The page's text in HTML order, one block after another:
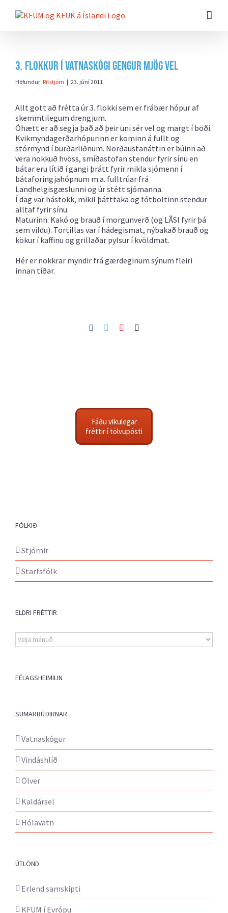
beint
3. flokkur í Vatnaskógi gengur mjög vel
Höfundur: Ritstjórn | 23. júní 2011
Allt gott að frétta úr 3. flokki sem er frábær hópur af
skemmtilegum drengjum.
Óhætt er að segja það að þeir uni sér vel og margt í boði.
Kvikmyndagerðarhópurinn er kominn á fullt og
stórmynd í burðarliðnum. Norðaustanáttin er búinn að
vera nokkuð hvöss, smíðastofan stendur fyrir sínu en
bátar eru lítið í gangi þrátt fyrir mikla sjómenn í
bátaforingjahópnum m.a. fulltrúar frá
Landhelgisgæslunni og úr stétt sjómanna.
Í dag var hástökk, mikil þátttaka og fótboltinn stendur
alltaf fyrir sínu.
Maturinn: Kakó og brauð í morgunverð (og LÃSI fyrir þá
sem vildu). Tortillas var í hádegismat, nýbakað brauð og
kökur í kaffinu og grillaðar pylsur í kvöldmat.
Hér er nokkrar myndir frá gærdeginum sýnum fleiri
innan tíðar.
Facebook
TwitterPinterest
Fáðu vikulegar
fréttir í tölvupósti
FÓLKIÐ
Stjórnir
Starfsfólk
ELDRI FRÉTTIR
Eldri
fréttir
FÉLAGSHEIMILIN
SUMARBÚÐIRNAR
Vatnaskógur
Vindáshlíð
Ölver
Kaldársel
Hólavatn
ÚTLÖND
Erlend samskipti
KFUM í Evrópu